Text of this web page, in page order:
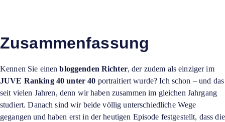
Zusammenfassung
Kennen Sie einenbloggenden Richter, der zudem als einziger im
JUVE Ranking 40 unter 40 portraitiert wurde? Ich schon – und das
seit vielen Jahren, denn wir haben zusammen im gleichen Jahrgang
studiert. Danach sind wir beide völlig unterschiedliche Wege
gegangen und haben erst in der heutigen Episode festgestellt, dass die